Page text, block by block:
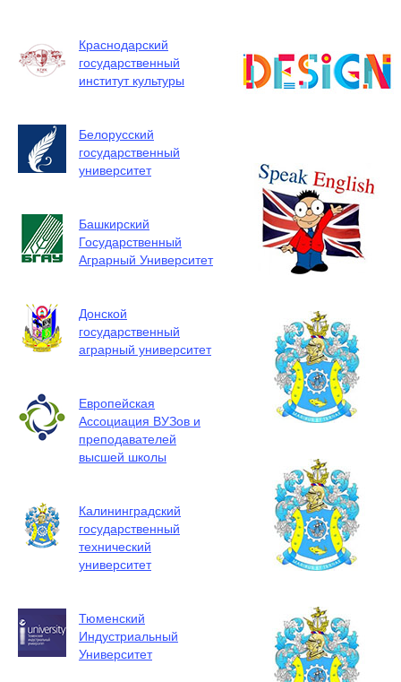
Краснодарский
государственный
институт культуры
Белорусский
государственный
университет
Башкирский
Государственный
Аграрный Университет
Донской
государственный
аграрный университет
Европейская
Ассоциация ВУЗов и
преподавателей
высшей школы
Калининградский
государственный
технический
университет
Тюменский
Индустриальный
Университет